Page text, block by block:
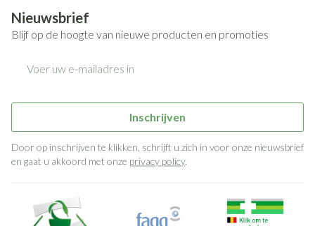
Nieuwsbrief
Blijf op de hoogte van nieuwe producten en promoties
Inschrijven
Door op inschrijven te klikken, schrijft u zich in voor onze nieuwsbrief
en gaat u akkoord met onze privacy policy.